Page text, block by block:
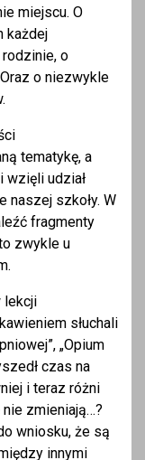
miejscu. O
każdej
o
o niezwykle
tematykę, a
wzięli udział
naszej szkoły. W
fragmenty
zwykle u
lekcji
słuchali
„Opium
czas na
i teraz różni
zmieniają…?
wniosku, że są
innymi